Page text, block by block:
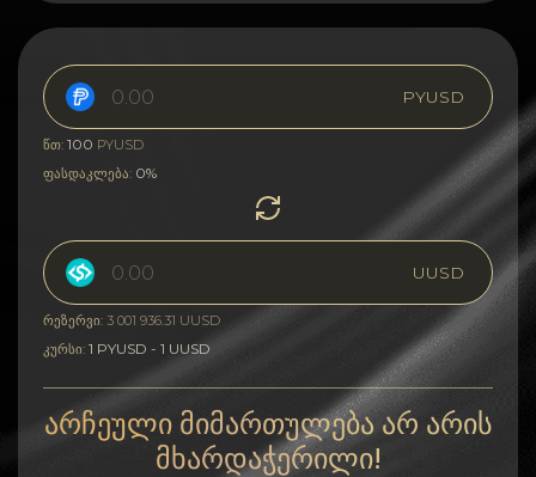
PYUSD
წთ: 100 PYUSD
ფასდაკლება: 0%
UUSD
რეზერვი: 3 001 936.31 UUSD
კურსი: 1 PYUSD - 1 UUSD
არჩეული მიმართულება არ არის
მხარდაჭერილი!